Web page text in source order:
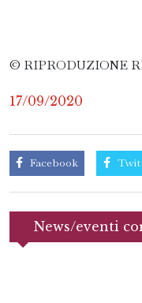
© RIPRODUZIONE
17/09/2020
Facebook
News/eventi